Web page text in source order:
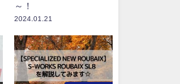
～！
2024.01.21